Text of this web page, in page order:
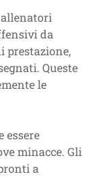
da
prestazione,
Queste
le
essere
minacce. Gli
a